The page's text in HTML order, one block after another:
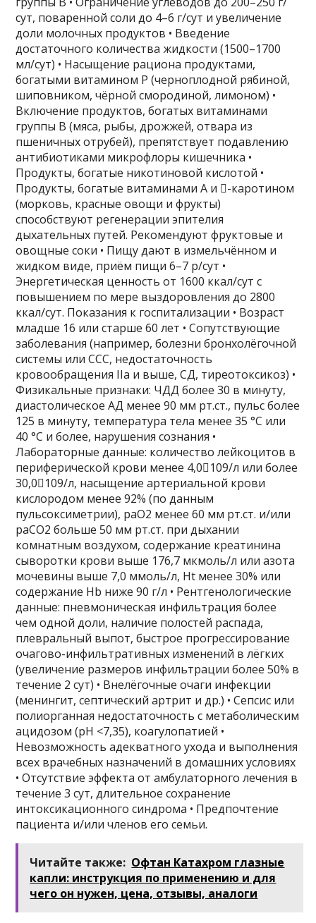
сут, поваренной соли до 4–6 г/сут и увеличение
доли молочных продуктов • Введение
достаточного количества жидкости (1500–1700
мл/сут) • Насыщение рациона продуктами,
богатыми витамином Р (черноплодной рябиной,
шиповником, чёрной смородиной, лимоном) •
Включение продуктов, богатых витаминами
группы В (мяса, рыбы, дрожжей, отвара из
пшеничных отрубей), препятствует подавлению
антибиотиками микрофлоры кишечника •
Продукты, богатые никотиновой кислотой •
Продукты, богатые витаминами А и -каротином
(морковь, красные овощи и фрукты)
способствуют регенерации эпителия
дыхательных путей. Рекомендуют фруктовые и
овощные соки • Пищу дают в измельчённом и
жидком виде, приём пищи 6–7 р/сут •
Энергетическая ценность от 1600 ккал/сут с
повышением по мере выздоровления до 2800
ккал/сут. Показания к госпитализации • Возраст
младше 16 или старше 60 лет • Сопутствующие
заболевания (например, болезни бронхолёгочной
системы или ССС, недостаточность
кровообращения IIа и выше, СД, тиреотоксикоз) •
Физикальные признаки: ЧДД более 30 в минуту,
диастолическое АД менее 90 мм рт.ст., пульс более
125 в минуту, температура тела менее 35 °С или
40 °С и более, нарушения сознания •
Лабораторные данные: количество лейкоцитов в
периферической крови менее 4,0109/л или более
30,0109/л, насыщение артериальной крови
кислородом менее 92% (по данным
пульсоксиметрии), paO2 менее 60 мм рт.ст. и/или
paСO2 больше 50 мм рт.ст. при дыхании
комнатным воздухом, содержание креатинина
сыворотки крови выше 176,7 мкмоль/л или азота
мочевины выше 7,0 ммоль/л, Ht менее 30% или
содержание Hb ниже 90 г/л • Рентгенологические
данные: пневмоническая инфильтрация более
чем одной доли, наличие полостей распада,
плевральный выпот, быстрое прогрессирование
очагово-инфильтративных изменений в лёгких
(увеличение размеров инфильтрации более 50% в
течение 2 сут) • Внелёгочные очаги инфекции
(менингит, септический артрит и др.) • Сепсис или
полиорганная недостаточность с метаболическим
ацидозом (pH <7,35), коагулопатией •
Невозможность адекватного ухода и выполнения
всех врачебных назначений в домашних условиях
• Отсутствие эффекта от амбулаторного лечения в
течение 3 сут, длительное сохранение
интоксикационного синдрома • Предпочтение
пациента и/или членов его семьи.
Читайте также: Офтан Катахром глазные
капли: инструкция по применению и для
чего он нужен, цена, отзывы, аналоги